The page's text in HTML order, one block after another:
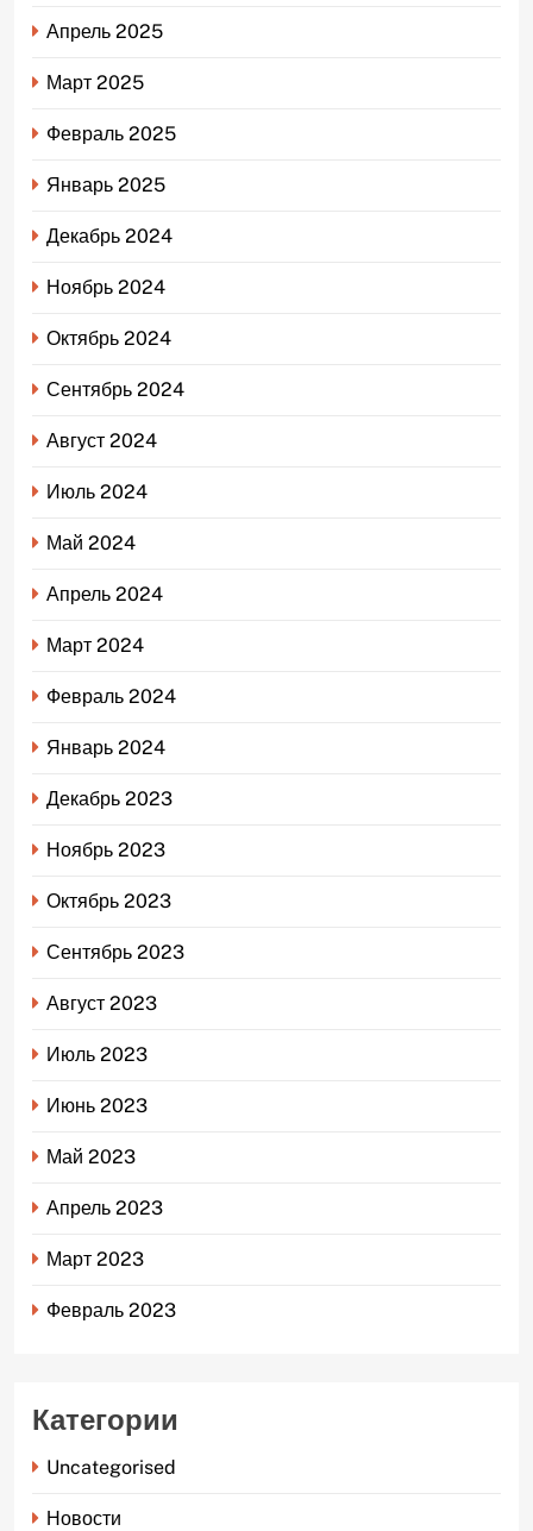
Апрель 2025
Март 2025
Февраль 2025
Январь 2025
Декабрь 2024
Ноябрь 2024
Октябрь 2024
Сентябрь 2024
Август 2024
Июль 2024
Май 2024
Апрель 2024
Март 2024
Февраль 2024
Январь 2024
Декабрь 2023
Ноябрь 2023
Октябрь 2023
Сентябрь 2023
Август 2023
Июль 2023
Июнь 2023
Май 2023
Апрель 2023
Март 2023
Февраль 2023
Категории
Uncategorised
Новости